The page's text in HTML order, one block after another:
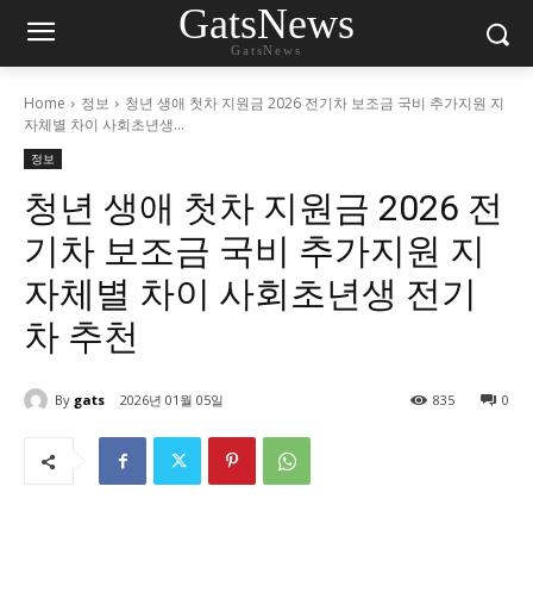
GatsNews
GatsNews
Home 정보
청년 생애 첫차 지원금 2026 전기차 보조금 국비 추가지원 지
자체별 차이 사회초년생...
정보
청년 생애 첫차 지원금 2026 전
기차 보조금 국비 추가지원 지
자체별 차이 사회초년생 전기
차 추천
By gats 2026년 01월 05일 0
835